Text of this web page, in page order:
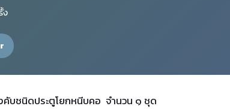
ง
บชนิดประตูโยกหนีบคอ จำนวน ๑ ชุด